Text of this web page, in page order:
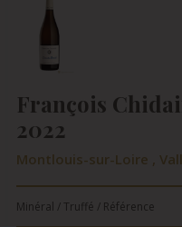
François
2022
Montlouis-sur-Loire ,
Minéral / Truffé / Référence